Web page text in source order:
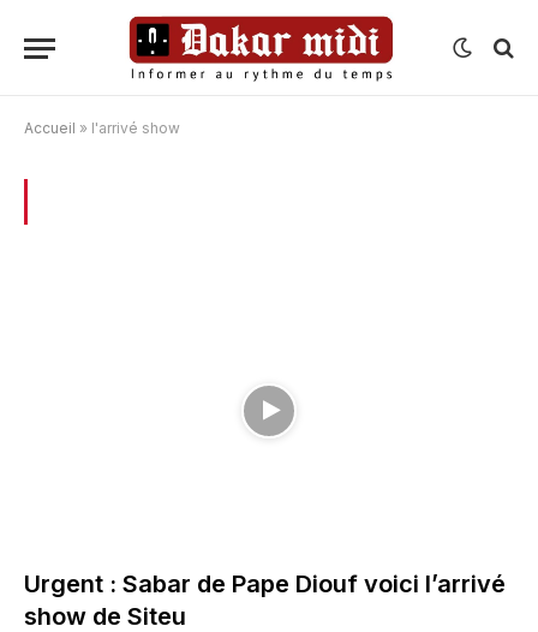
Accueil » l'arrivé show
Urgent : Sabar de Pape Diouf voici l’arrivé
show de Siteu